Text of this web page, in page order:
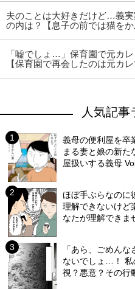
夫のことは大好きだけど…義
の内は？【息子の前では猫をか
「嘘でしょ…」保育園で元カ
【保育園で再会したのは元カレ
人気記事
義母の便利屋を卒
まる妻と娘の新た
屋扱いする義母
ほぼ手ぶらなのに
理解できないけど
なたが理解できま
「あら、ごめん
ないでしょ…！
視？悪意？その行